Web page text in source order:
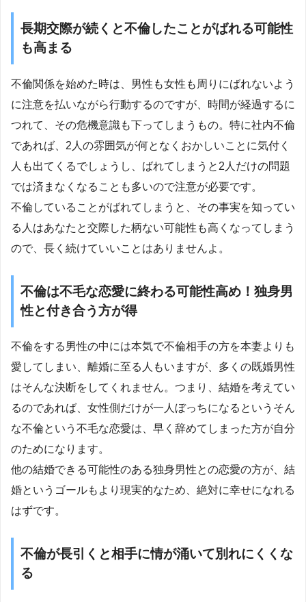
長期交際が続くと不倫したことがばれる可能性
も高まる
不倫関係を始めた時は、男性も女性も周りにばれないよう
に注意を払いながら行動するのですが、時間が経過するに
つれて、その危機意識も下ってしまうもの。特に社内不倫
であれば、2人の雰囲気が何となくおかしいことに気付く
人も出てくるでしょうし、ばれてしまうと2人だけの問題
では済まなくなることも多いので注意が必要です。
不倫していることがばれてしまうと、その事実を知ってい
る人はあなたと交際した柄ない可能性も高くなってしまう
ので、長く続けていいことはありませんよ。
不倫は不毛な恋愛に終わる可能性高め！独身男
性と付き合う方が得
不倫をする男性の中には本気で不倫相手の方を本妻よりも
愛してしまい、離婚に至る人もいますが、多くの既婚男性
はそんな決断をしてくれません。つまり、結婚を考えてい
るのであれば、女性側だけが一人ぼっちになるというそん
な不倫という不毛な恋愛は、早く辞めてしまった方が自分
のためになります。
他の結婚できる可能性のある独身男性との恋愛の方が、結
婚というゴールもより現実的なため、絶対に幸せになれる
はずです。
不倫が長引くと相手に情が涌いて別れにくくな
る